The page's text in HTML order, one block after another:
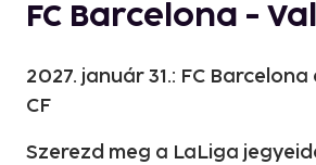
FC Barcelona -
2027. január 31.: FC
CF
Szerezd meg a LaLiga